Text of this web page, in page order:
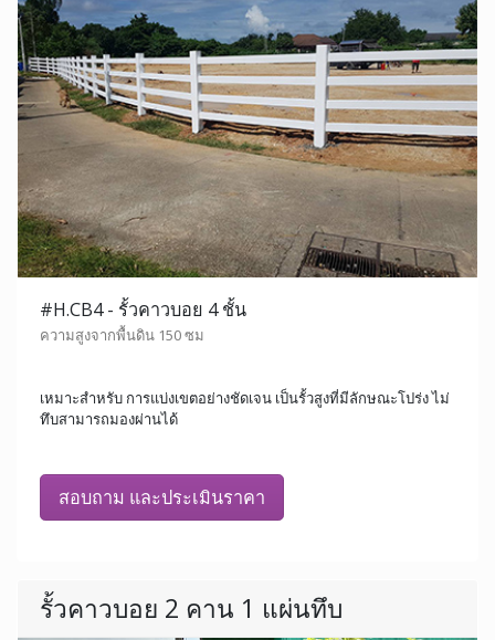
#H.CB4 - รั้วคาวบอย 4 ชั้น
ความสูงจากพื้นดิน 150 ซม
เหมาะสำหรับ การแบ่งเขตอย่างชัดเจน เป็นรั้วสูงที่มีลักษณะโปร่ง ไม่
ทึบสามารถมองผ่านได้
สอบถาม และประเมินราคา
รั้วคาวบอย 2 คาน 1 แผ่นทึบ